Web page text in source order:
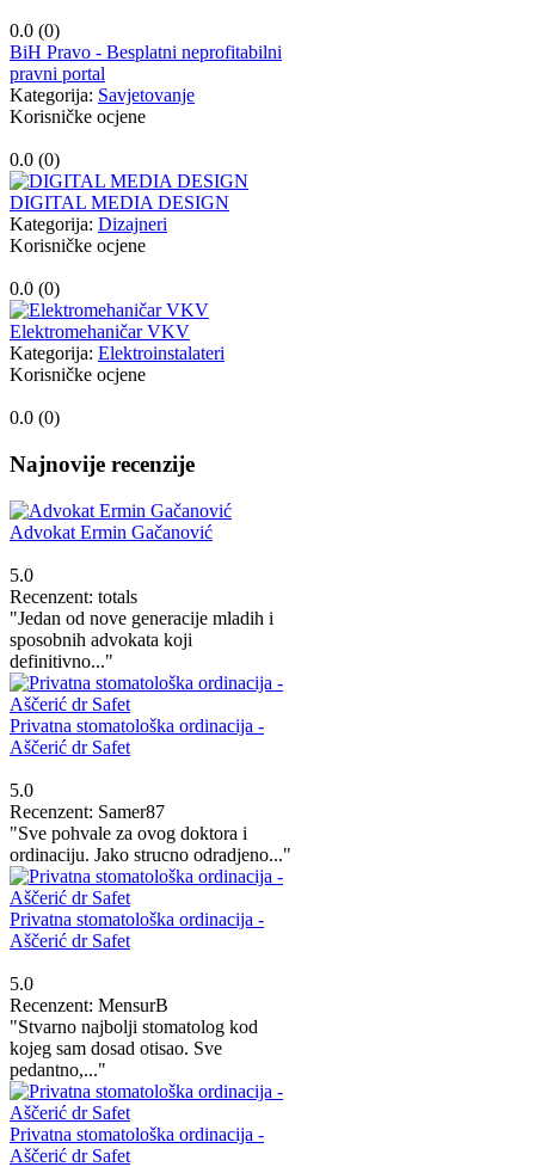
0.0 (0)
BiH Pravo - Besplatni neprofitabilni
pravni portal
Kategorija: Savjetovanje
Korisničke ocjene
0.0 (0)
DIGITAL MEDIA DESIGN
Kategorija: Dizajneri
Korisničke ocjene
0.0 (0)
Elektromehaničar VKV
Kategorija: Elektroinstalateri
Korisničke ocjene
0.0 (0)
Najnovije recenzije
Advokat Ermin Gačanović
5.0
Recenzent: totals
"Jedan od nove generacije mladih i
sposobnih advokata koji
definitivno..."
Privatna stomatološka ordinacija -
Aščerić dr Safet
5.0
Recenzent: Samer87
"Sve pohvale za ovog doktora i
ordinaciju. Jako strucno odradjeno..."
Privatna stomatološka ordinacija -
Aščerić dr Safet
5.0
Recenzent: MensurB
"Stvarno najbolji stomatolog kod
kojeg sam dosad otisao. Sve
pedantno,..."
Privatna stomatološka ordinacija -
Aščerić dr Safet